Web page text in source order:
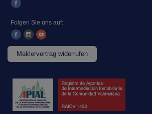
Folgen Sie uns auf:
Maklervertrag widerrufen